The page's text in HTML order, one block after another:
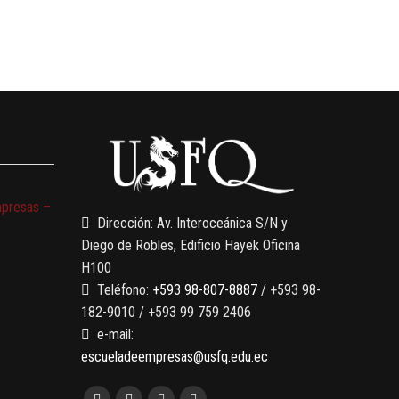
–
Dirección: Av. Interoceánica S/N y
Diego de Robles, Edificio Hayek Oficina
H100
Teléfono: +593 98-807-8887 / +593 98-
182-9010 / +593 99 759 2406
e-mail:
escueladeempresas@usfq.edu.ec